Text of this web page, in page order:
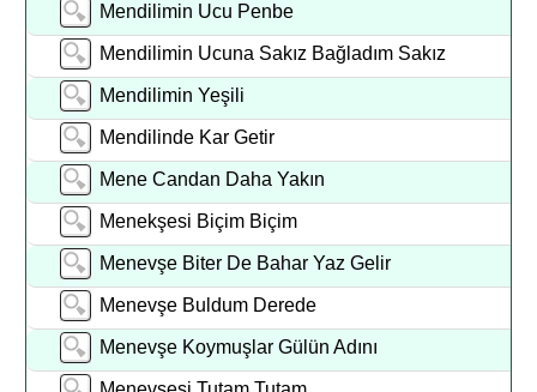
Mendilimin Ucu Penbe
Mendilimin Ucuna Sakız Bağladım Sakız
Mendilimin Yeşili
Mendilinde Kar Getir
Mene Candan Daha Yakın
Menekşesi Biçim Biçim
Menevşe Biter De Bahar Yaz Gelir
Menevşe Buldum Derede
Menevşe Koymuşlar Gülün Adını